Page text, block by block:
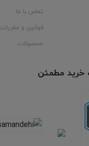
تماس با ما
قوانین و مقررات
محصولات
خرید مطمئن